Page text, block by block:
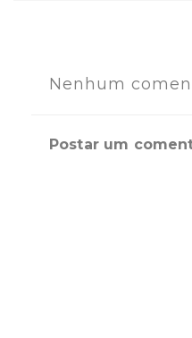
Nenhum
Postar um